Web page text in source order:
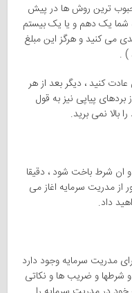
ترین روش ها در پیش
شما یک دهم و یا یک بیستم
می کنید و هرگز این مبلغ
) .
کنید ، دیگر بعد از هر
بردهای پیاپی نیز به قول
بالا نمی برید.
و ان شرط باخت شود ، دقیقا
مدریت سرمایه اغاز می
داد.
مدریت سرمایه وجود دارد
شرطها و ضریب ها و نکاتی